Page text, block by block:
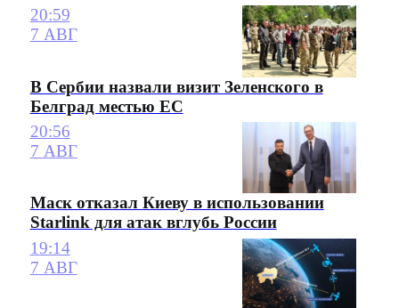
20:59
7 АВГ
В Сербии назвали визит Зеленского в
Белград местью ЕС
20:56
7 АВГ
Маск отказал Киеву в использовании
Starlink для атак вглубь России
19:14
7 АВГ